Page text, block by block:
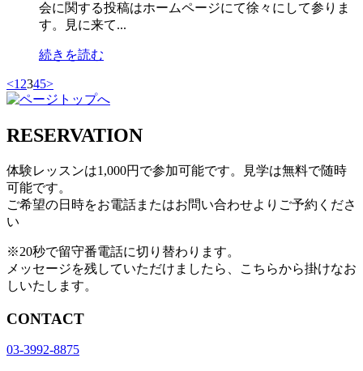
会に関する投稿はホームページにて徐々にして参りま
す。見に来て...
続きを読む
<1 2345>
RESERVATION
体験レッスンは1,000円で参加可能です。見学は無料で随時
可能です。
ご希望の日時をお電話またはお問い合わせよりご予約くださ
い
※20秒で留守番電話に切り替わります。
メッセージを残していただけましたら、こちらから掛けなお
しいたします。
CONTACT
03-3992-8875